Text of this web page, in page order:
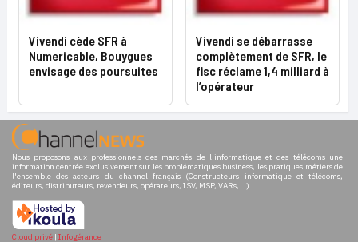
Vivendi cède SFR à
Numericable, Bouygues
envisage des poursuites
Vivendi se débarrasse
complètement de SFR, le
fisc réclame 1,4 milliard à
l’opérateur
Nous proposons aux professionnels des marchés de l'informatique et des télécoms une
information centrée exclusivement sur les problématiques business, les pratiques métiers de
l'ensemble des acteurs du channel français (Constructeurs informatique et télécoms,
éditeurs, distributeurs, revendeurs, opérateurs, ISV, MSP, VARs,...)
Cloud privé | Infogérance